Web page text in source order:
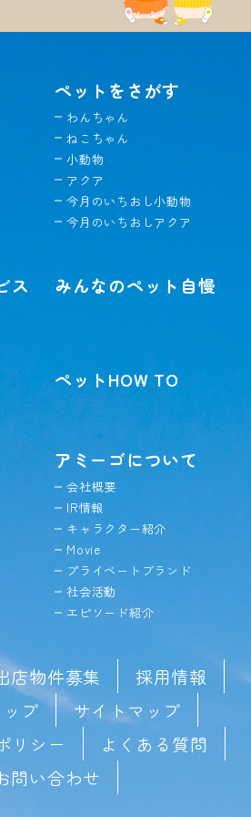
ペットをさがす
わんちゃん
ねこちゃん
小動物
アクア
今月のいちおし小動物
今月のいちおしアクア
ス みんなのペット自慢
ペットHOW TO
アミーゴについて
会社概要
IR情報
キャラクター紹介
Movie
プライベートブランド
社会活動
エピソード紹介
店物件募集
採用情報
プ
サイトマップ
リシー
よくある質問
問い合わせ